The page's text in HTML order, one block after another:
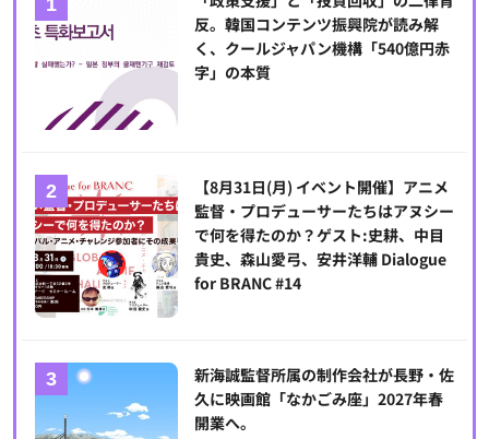
反。韓国コンテンツ振興院が読み解
く、クールジャパン機構「540億円赤
字」の本質
【8月31日(月) イベント開催】アニメ
監督・プロデューサーたちはアヌシー
で何を得たのか？ゲスト:史耕、中目
貴史、森山愛弓、安井洋輔 Dialogue
for BRANC #14
新海誠監督所属の制作会社が長野・佐
久に映画館「なかごみ座」2027年春
開業へ。